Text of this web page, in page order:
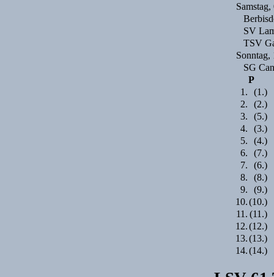
SV
TSV
Sonntag,
SG
P
1.
(1.)
2.
(2.)
3.
(5.)
4.
(3.)
5.
(4.)
6.
(7.)
7.
(6.)
8.
(8.)
9.
(9.)
10.(10.)
11. (11.)
12.(12.)
13.(13.)
14.(14.)